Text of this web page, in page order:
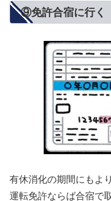
⑨免許合宿に行く
有休消化の期間にもよ
運転免許ならば合宿で